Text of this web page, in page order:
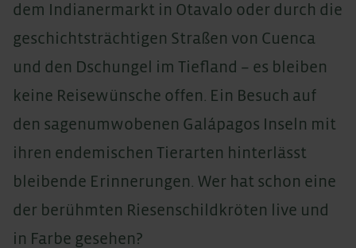
dem Indianermarkt in Otavalo oder durch die
geschichtsträchtigen Straßen von Cuenca
und den Dschungel im Tiefland – es bleiben
keine Reisewünsche offen. Ein Besuch auf
den sagenumwobenen Galápagos Inseln mit
ihren endemischen Tierarten hinterlässt
bleibende Erinnerungen. Wer hat schon eine
der berühmten Riesenschildkröten live und
in Farbe gesehen?